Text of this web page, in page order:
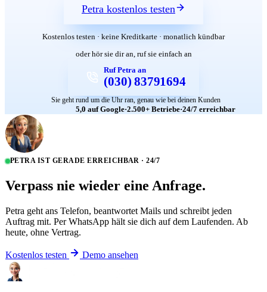
Petra kostenlos testen
Kostenlos testen · keine Kreditkarte · monatlich kündbar
oder hör sie dir an, ruf sie einfach an
Ruf Petra an
(030) 83791694
Sie geht rund um die Uhr ran, genau wie bei deinen Kunden
5,0 auf Google·2.500+ Betriebe·24/7 erreichbar
PETRA IST GERADE ERREICHBAR · 24/7
Verpass nie wieder eine Anfrage.
Petra geht ans Telefon, beantwortet Mails und schreibt jeden
Auftrag mit. Per WhatsApp hält sie dich auf dem Laufenden. Ab
heute, ohne Vertrag.
Kostenlos testen Demo ansehen